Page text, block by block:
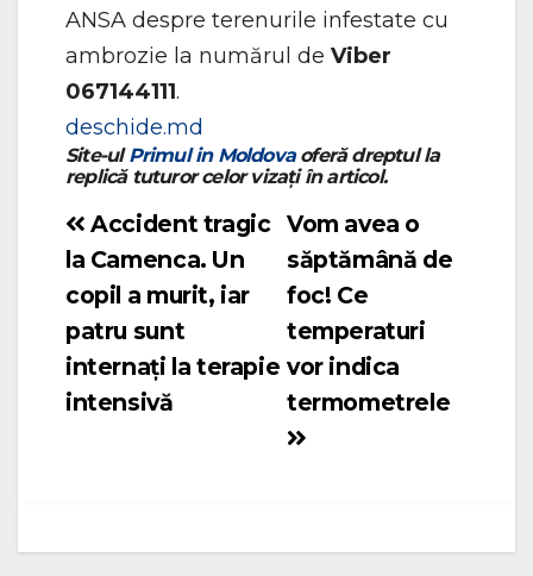
ANSA despre terenurile infestate cu
ambrozie la numărul de Viber
067144111.
deschide.md
Site-ulPrimul in Moldovaoferă dreptul la
replică tuturor celor vizați în articol.
Navigare
în
articole
Vom avea o
săptămână de
foc! Ce
temperaturi
vor indica
termometrele
Accident tragic
la Camenca. Un
copil a murit, iar
patru sunt
internați la terapie
intensivă